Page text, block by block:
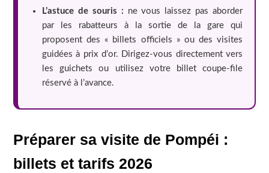
L’astuce de souris : ne vous laissez pas aborder
par les rabatteurs à la sortie de la gare qui
proposent des « billets officiels » ou des visites
guidées à prix d’or. Dirigez-vous directement vers
les guichets ou utilisez votre billet coupe-file
réservé à l’avance.
Préparer sa visite de Pompéi :
billets et tarifs 2026